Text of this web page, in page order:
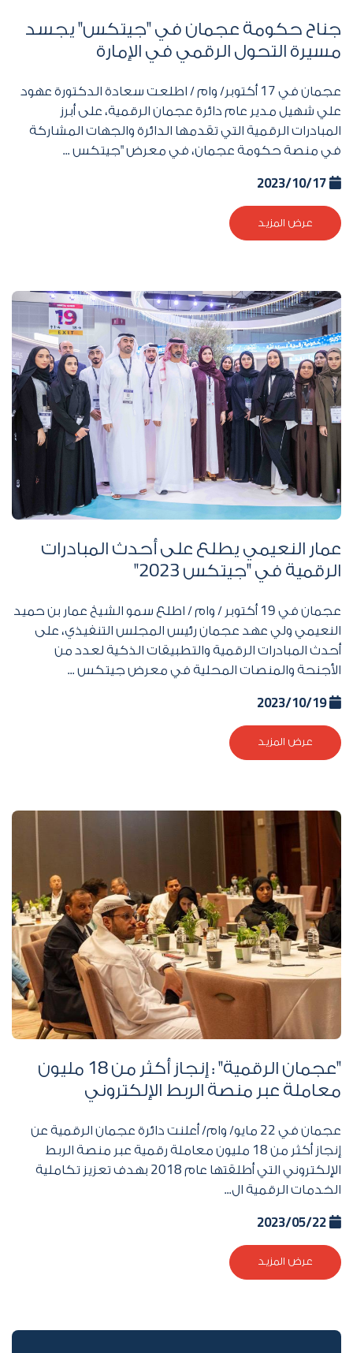
جناح حكومة عجمان في "جيتكس" يجسد
مسيرة التحول الرقمي في الإمارة
عجمان في17 أكتوبر/ وام / اطلعت سعادة الدكتورة عهود
علي شهيل مدير عام دائرة عجمان الرقمية، على أبرز
المبادرات الرقمية التي تقدمها الدائرة والجهات المشاركة
في منصة حكومة عجمان، في معرض "جيتكس ...
عرض المزيد
عمار النعيمي يطلع على أحدث المبادرات
الرقمية في "جيتكس2023
"
عجمان في19 أكتوبر / وام / اطلع سمو الشيخ عمار بن حميد
النعيمي ولي عهد عجمان رئيس المجلس التنفيذي، على
أحدث المبادرات الرقمية والتطبيقات الذكية لعدد من
الأجنحة والمنصات المحلية في معرض جيتكس ...
2023/10/19
عرض المزيد
"عجمان الرقمية" : إنجاز أكثر من18 مليون
معاملة عبر منصة الربط الإلكتروني
عجمان في22 مايو/ وام/ أعلنت دائرة عجمان الرقمية عن
إنجاز أكثر من18 مليون معاملة رقمية عبر منصة الربط
الإلكتروني التي أطلقتها عام2018 بهدف تعزيز تكاملية
الخدمات الرقمية ال...
عرض المزيد